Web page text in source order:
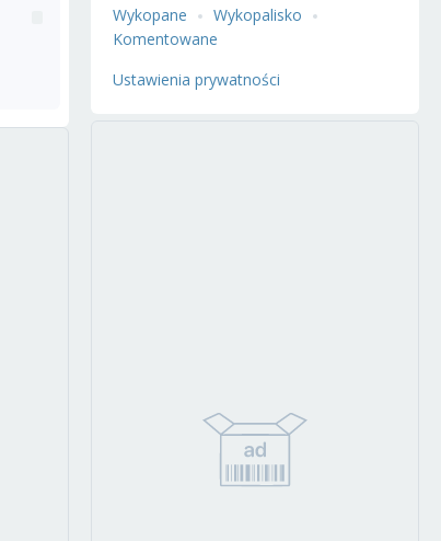
Wykopane
Wykopalisko
Komentowane
Ustawienia prywatności